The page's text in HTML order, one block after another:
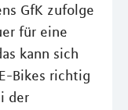
GfK zufolge
für eine
kann sich
Bikes richtig
der